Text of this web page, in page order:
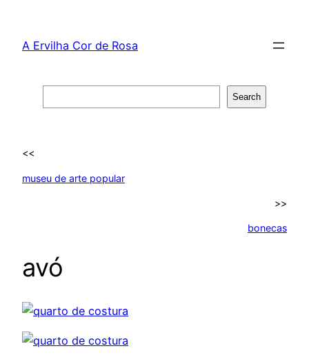
content
A Ervilha Cor de Rosa
Search
<<
museu de arte popular
>>
bonecas
avó